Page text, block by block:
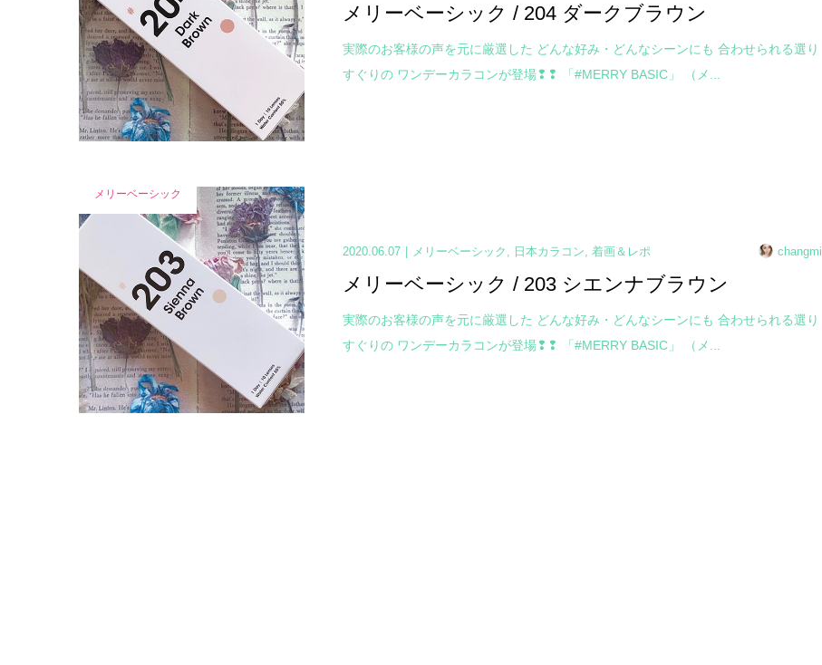
メリーベーシック / 204 ダークブラウン
実際のお客様の声を元に厳選した どんな好み・どんなシーンにも 合わせられる選り
すぐりの ワンデーカラコンが登場❢❢ 「#MERRY BASIC」 （メ...
メリーベーシック
2020.06.07 メリーベーシック , 日本カラコン,着画＆レポ changmi
メリーベーシック / 203 シエンナブラウン
実際のお客様の声を元に厳選した どんな好み・どんなシーンにも 合わせられる選り
すぐりの ワンデーカラコンが登場❢❢ 「#MERRY BASIC」 （メ...